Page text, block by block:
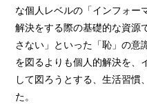
な個人レベルの「インフォー
解決をする際の基礎的な資源
さない」といった「恥」の意
を図るよりも個人的解決を、
して図ろうとする、生活習慣
た。